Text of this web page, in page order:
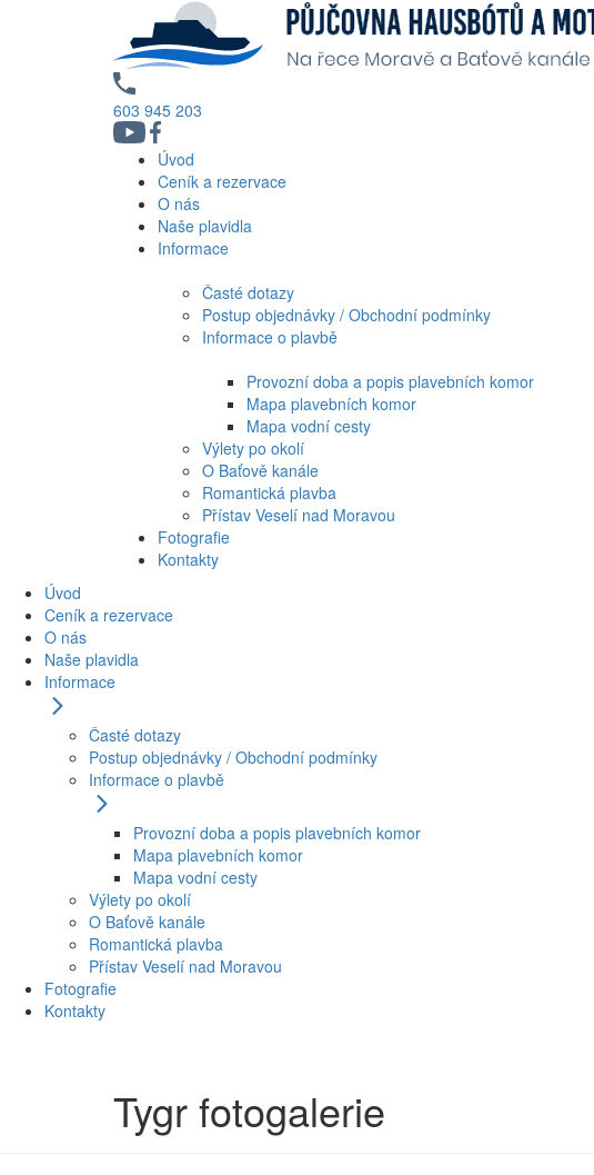
603 945 203
Úvod
Ceník a rezervace
O nás
Naše plavidla
Informace
Časté dotazy
Postup objednávky / Obchodní podmínky
Informace o plavbě
Provozní doba a popis plavebních komor
Mapa plavebních komor
Mapa vodní cesty
Výlety po okolí
O Baťově kanále
Romantická plavba
Přístav Veselí nad Moravou
Fotografie
Kontakty
Úvod
Ceník a rezervace
O nás
Naše plavidla
Informace
Časté dotazy
Postup objednávky / Obchodní podmínky
Informace o plavbě
Provozní doba a popis plavebních komor
Mapa plavebních komor
Mapa vodní cesty
Výlety po okolí
O Baťově kanále
Romantická plavba
Přístav Veselí nad Moravou
Fotografie
Kontakty
Tygr fotogalerie